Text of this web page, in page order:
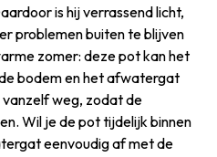
is hij verrassend licht,
problemen buiten te blijven
zomer: deze pot kan het
bodem en het afwatergat
weg, zodat de
Wil je de pot tijdelijk binnen
eenvoudig af met de